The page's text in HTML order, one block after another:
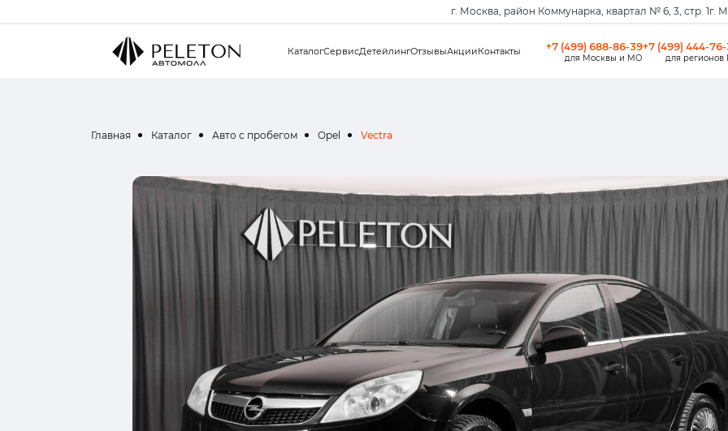
г. Москва, район Коммунарка, квартал № 6, 3, стр. 1г.
КаталогСервисДетейлингОтзывыАкцииКонтакты +7 (499) 688-86-39
для Москвы и МО
+7 (499) 444-
для регионов
Главная Каталог Авто с пробегом Opel Vectra